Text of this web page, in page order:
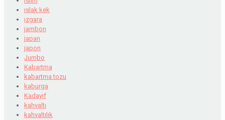
ıslak kek
ızgara
jambon
japan
japon
Jumbo
Kabartma
kabartma tozu
kaburga
Kadayıf
kahvaltı
kahvaltılık